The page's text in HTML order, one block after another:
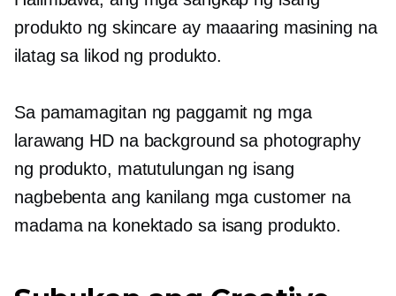
produkto ng skincare ay maaaring masining na
ilatag sa likod ng produkto.
Sa pamamagitan ng paggamit ng mga
larawang HD na background sa photography
ng produkto, matutulungan ng isang
nagbebenta ang kanilang mga customer na
madama na konektado sa isang produkto.